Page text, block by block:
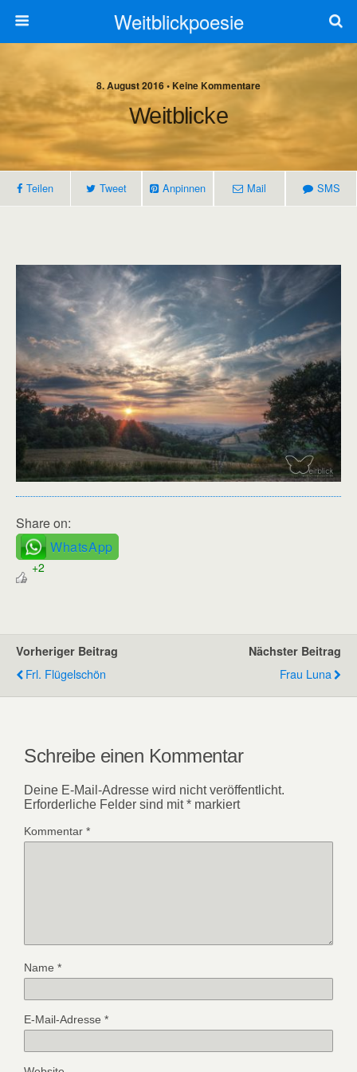
Weitblickpoesie
8. August 2016 • Keine Kommentare
Weitblicke
Teilen Tweet Anpinnen Mail SMS
Share on:
WhatsApp
+2
Vorheriger Beitrag
Frl. Flügelschön
Nächster Beitrag
Frau Luna
Schreibe einen Kommentar
Deine E-Mail-Adresse wird nicht veröffentlicht.
Erforderliche Felder sind mit* markiert
Kommentar *
Name *
E-Mail-Adresse *